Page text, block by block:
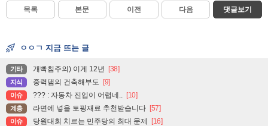
목록 본문 이전 다음 댓글보기
ㅇㅇㄱ 지금 뜨는 글
기타 개빡침주의) 이게 12년 [38]
지식 중력댐의 건축해부도 [9]
이슈 ??? : 자동차 진입이 어렵네.. [10]
계층 라면에 넣을 토핑재료 추천받습니다 [57]
이슈 당원대회 치르는 민주당의 최대 문제 [16]